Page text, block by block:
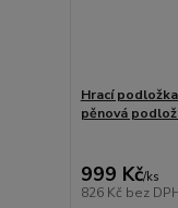
Hrací
pěnová
999 Kč/ks
826 Kč bez